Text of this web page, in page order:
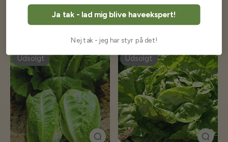
Få besked når på lager Få besked når på lager
Udsolgt Udsolgt
Ja tak - lad mig blive haveekspert!
Nej tak - jeg har styr på det!